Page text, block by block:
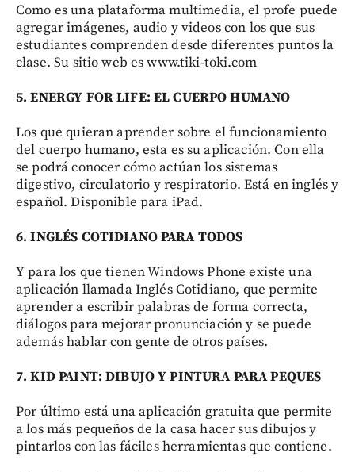
Como es una plataforma multimedia, el profe puede
agregar imágenes, audio y videos con los que sus
estudiantes comprenden desde diferentes puntos la
clase. Su sitio web es www.tiki-toki.com
5. ENERGY FOR LIFE: EL CUERPO HUMANO
Los que quieran aprender sobre el funcionamiento
del cuerpo humano, esta es su aplicación. Con ella
se podrá conocer cómo actúan los sistemas
digestivo, circulatorio y respiratorio. Está en inglés y
español. Disponible para iPad.
6. INGLÉS COTIDIANOPARA TODOS
Y para los que tienen Windows Phone existe una
aplicación llamada Inglés Cotidiano, que permite
aprender a escribir palabras de forma correcta,
diálogos para mejorar pronunciación y se puede
además hablar con gente de otros países.
7. KID PAINT:DIBUJO Y PINTURA PARA PEQUES
Por último está una aplicación gratuita que permite
a los más pequeños de la casa hacer sus dibujos y
pintarlos con las fáciles herramientas que contiene.